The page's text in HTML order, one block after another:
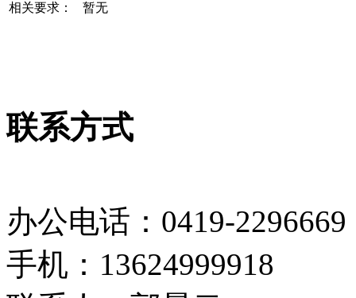
相关要求： 暂无
联系方式
办公电话：0419-2296669
手机：13624999918